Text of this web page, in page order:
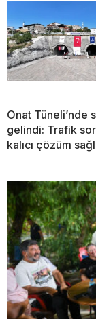
Onat Tüneli’nde
gelindi: Trafik
kalıcı çözüm